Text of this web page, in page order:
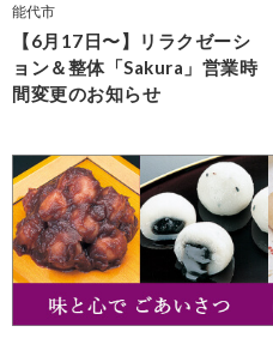
能代市
【6月17日〜】リラクゼーシ
ョン＆整体「Sakura」営業時
間変更のお知らせ